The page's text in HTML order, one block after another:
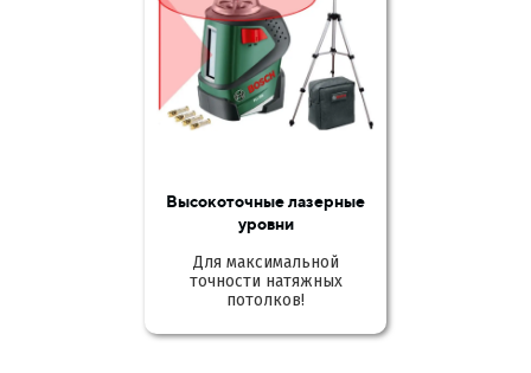
Высокоточные лазерные
уровни
Для максимальной
точности натяжных
потолков!